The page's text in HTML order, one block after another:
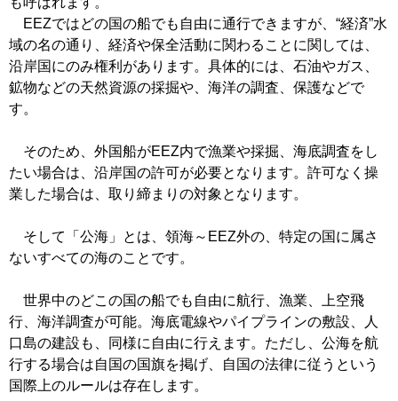
EEZではどの国の船でも自由に通行できますが、“経済”水
域の名の通り、経済や保全活動に関わることに関しては、
沿岸国にのみ権利があります。具体的には、石油やガス、
鉱物などの天然資源の採掘や、海洋の調査、保護などで
す。
そのため、外国船がEEZ内で漁業や採掘、海底調査をし
たい場合は、沿岸国の許可が必要となります。許可なく操
業した場合は、取り締まりの対象となります。
そして「公海」とは、領海～EEZ外の、特定の国に属さ
ないすべての海のことです。
世界中のどこの国の船でも自由に航行、漁業、上空飛
行、海洋調査が可能。海底電線やパイプラインの敷設、人
口島の建設も、同様に自由に行えます。ただし、公海を航
行する場合は自国の国旗を掲げ、自国の法律に従うという
国際上のルールは存在します。